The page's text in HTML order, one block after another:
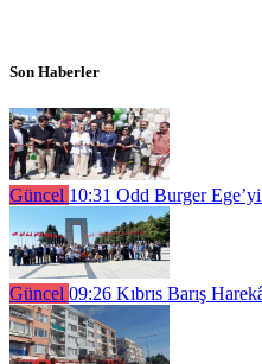
Son Haberler
Güncel 10:31 Odd Burger
Güncel 09:26 Kıbrıs Barış